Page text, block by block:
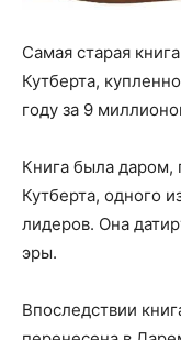
Самая старая
Кутберта,
году за 9
Книга была
Кутберта, одного
лидеров. Она
эры.
Впоследствии